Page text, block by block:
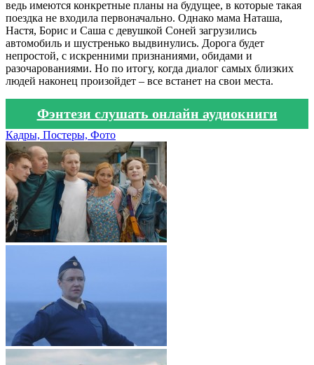
ведь имеются конкретные планы на будущее, в которые такая
поездка не входила первоначально. Однако мама Наташа,
Настя, Борис и Саша с девушкой Соней загрузились
автомобиль и шустренько выдвинулись. Дорога будет
непростой, с искренними признаниями, обидами и
разочарованиями. Но по итогу, когда диалог самых близких
людей наконец произойдет – все встанет на свои места.
Фэнтези слушать онлайн аудиокниги
Кадры, Постеры, Фото